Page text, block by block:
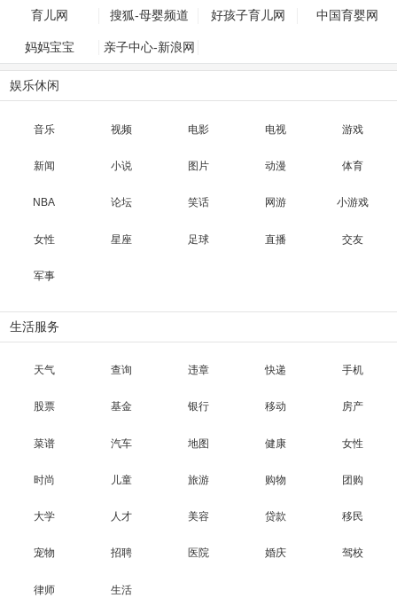
育儿网 搜狐-母婴频道 好孩子育儿网 中国育婴网
妈妈宝宝 亲子中心-新浪网
娱乐休闲
音乐 视频 电影 电视 游戏
新闻 小说 图片 动漫 体育
NBA 论坛 笑话 网游 小游戏
女性 星座 足球 直播 交友
军事
生活服务
天气 查询 违章 快递 手机
股票 基金 银行 移动 房产
菜谱 汽车 地图 健康 女性
时尚 儿童 旅游 购物 团购
大学 人才 美容 贷款 移民
宠物 招聘 医院 婚庆 驾校
律师 生活